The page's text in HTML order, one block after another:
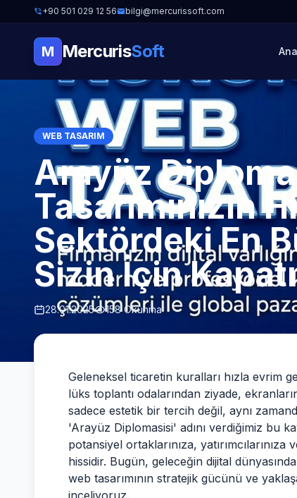
+90 501 029 12 56 bilgi@mercurissoft.com
M MercurisSoft
WEB TASARIM
Arayüz
Tasarımınızın
Sektördeki En
Sizin İçin
28.01.2025 158 Okunma
Geleneksel ticaretin kuralları hızla evrim
lüks toplantı odalarından ziyade,
sadece estetik bir tercih değil, aynı
'Arayüz Diplomasisi' adını verdiğimiz bu
potansiyel ortaklarınıza,
hissidir. Bugün, geleceğin dijital
web tasarımının stratejik gücünü ve
inceliyoruz.